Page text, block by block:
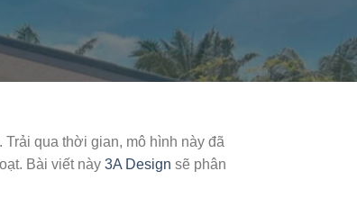
qua thời gian, mô hình này đã
Bài viết này 3A Design sẽ phân